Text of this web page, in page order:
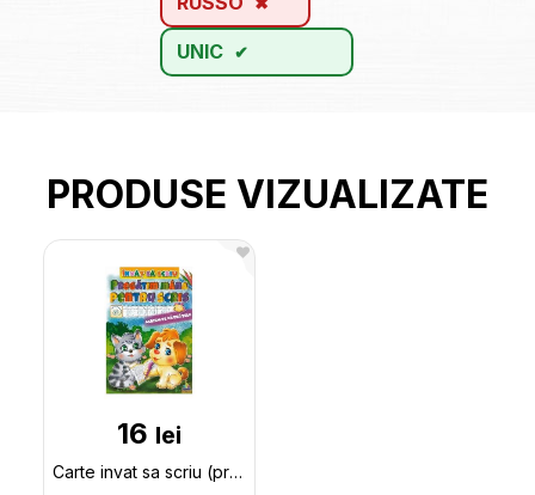
UNIC
PRODUSE VIZUALIZATE
16 lei
Carte invat sa scriu (pregatim mina p/u scris/patratele) A4 CN (16p) CN358033